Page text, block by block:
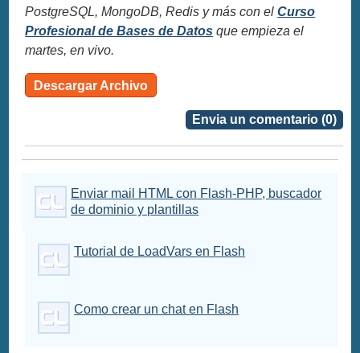
PostgreSQL, MongoDB, Redis y más con elCurso
Profesional de Bases de Datos que empieza el
martes, en vivo.
Descargar Archivo
Envia un comentario (0)
Enviar mail HTML con Flash-PHP, buscador
de dominio y plantillas
Tutorial de LoadVars en Flash
Como crear un chat en Flash